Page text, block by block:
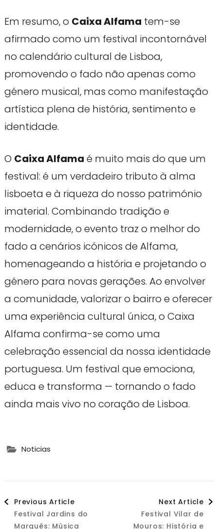
Em resumo, o Caixa Alfama tem-se
afirmado como um festival incontornável
no calendário cultural de Lisboa,
promovendo o fado não apenas como
género musical, mas como manifestação
artística plena de história, sentimento e
identidade.
O Caixa Alfama é muito mais do que um
festival: é um verdadeiro tributo à alma
lisboeta e à riqueza do nosso património
imaterial. Combinando tradição e
modernidade, o evento traz o melhor do
fado a cenários icónicos de Alfama,
homenageando a história e projetando o
género para novas gerações. Ao envolver
a comunidade, valorizar o bairro e oferecer
uma experiência cultural única, o Caixa
Alfama confirma-se como uma
celebração essencial da nossa identidade
portuguesa. Um festival que emociona,
educa e transforma — tornando o fado
ainda mais vivo no coração de Lisboa.
Noticias
Post
Previous Article
Festival Jardins do
Marquês: Música
Next Article
Festival Vilar de
Mouros: História e